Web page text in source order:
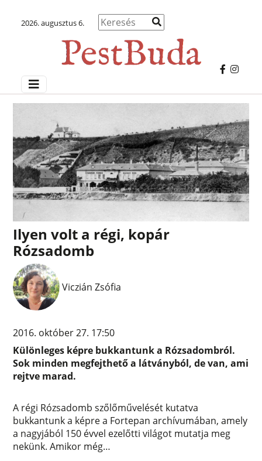
2026. augusztus 6.
Ilyen volt a régi, kopár
Rózsadomb
Viczián Zsófia
2016. október 27. 17:50
Különleges képre bukkantunk a Rózsadombról.
Sok minden megfejthető a látványból, de van, ami
rejtve marad.
A régi Rózsadomb szőlőművelését kutatva
bukkantunk a képre a Fortepan archívumában, amely
a nagyjából 150 évvel ezelőtti világot mutatja meg
nekünk. Amikor még…